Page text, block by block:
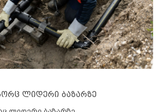
ლიდერი ბაზარზე